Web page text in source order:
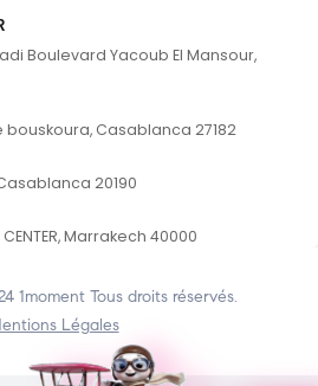
Boulevard Yacoub El Mansour,
Casablanca 27182
20190
CENTER, Marrakech 40000
1moment Tous droits réservés.
Légales